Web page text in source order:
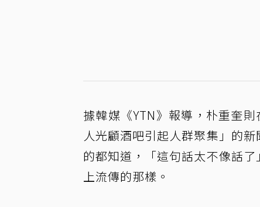
據韓媒《YTN》報導，朴重奎
人光顧酒吧引起人群聚集」的
的都知道，「這句話太不像話
上流傳的那樣。